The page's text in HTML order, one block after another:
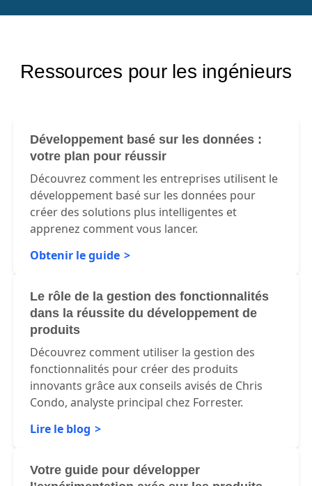
Ressources pour les ingénieurs
Développement basé sur les données :
votre plan pour réussir
Découvrez comment les entreprises utilisent le
développement basé sur les données pour
créer des solutions plus intelligentes et
apprenez comment vous lancer.
Obtenir le guide
Le rôle de la gestion des fonctionnalités
dans la réussite du développement de
produits
Découvrez comment utiliser la gestion des
fonctionnalités pour créer des produits
innovants grâce aux conseils avisés de Chris
Condo, analyste principal chez Forrester.
Lire le blog
Votre guide pour développer